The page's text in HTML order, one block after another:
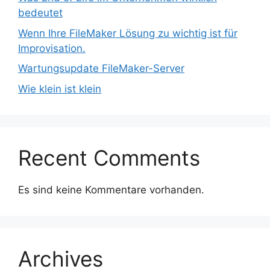
bedeutet
Wenn Ihre FileMaker Lösung zu wichtig ist für
Improvisation.
Wartungsupdate FileMaker-Server
Wie klein ist klein
Recent Comments
Es sind keine Kommentare vorhanden.
Archives